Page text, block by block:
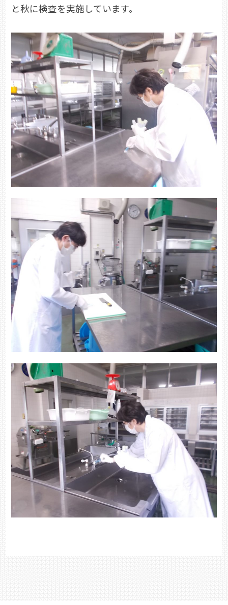
と秋に検査を実施しています。